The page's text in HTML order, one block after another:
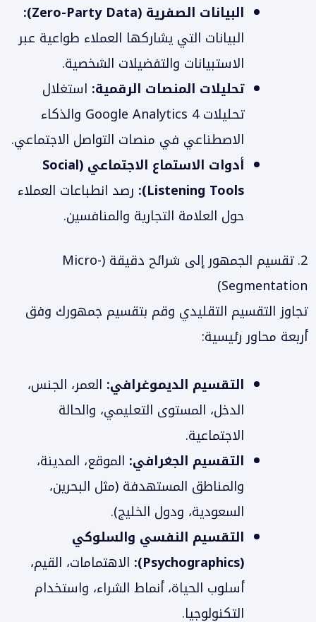
البيانات الصفرية (Zero-Party Data):
البيانات التي يشاركها العملاء طواعية عبر
الاستبيانات والتفضيلات الشخصية.
تحليلات المنصات الرقمية: استغلال
تحليلات Google Analytics 4 والذكاء
الاصطناعي في منصات التواصل الاجتماعي.
أدوات الاستماع الاجتماعي (Social
Listening Tools):
رصد انطباعات العملاء
حول العلامة التجارية والمنافسين.
2. تقسيم الجمهور إلى شرائح دقيقة (Micro-
Segmentation)
تجاوز التقسيم التقليدي وقم بتقسيم جمهورك وفق
أربعة محاور رئيسية:
التقسيم الديموغرافي: العمر، الجنس،
الدخل، المستوى التعليمي، والحالة
الاجتماعية.
التقسيم الجغرافي: الموقع، المدينة،
والمناطق المستهدفة (مثل البحرين،
السعودية، ودول الخليج).
التقسيم النفسي والسلوكي
(Psychographics):
الاهتمامات، القيم،
أسلوب الحياة، أنماط الشراء، واستخدام
التكنولوجيا.